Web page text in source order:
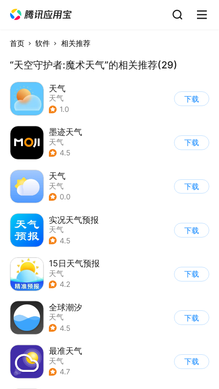
首页 软件 相关推荐
“天空守护者:魔术天气”的相关推荐(29)
天气
天气
1.0
下载
墨迹天气
天气
4.5
下载
天气
天气
0.0
下载
实况天气预报
天气
4.5
下载
15日天气预报
天气
4.2
下载
全球潮汐
天气
4.5
下载
最准天气
天气
4.7
下载